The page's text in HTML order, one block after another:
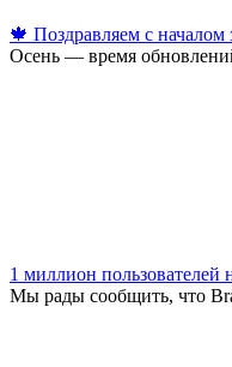
🍁 Поздравляем с началом
Осень — время
1 миллион пользователей
Мы рады сообщить, что